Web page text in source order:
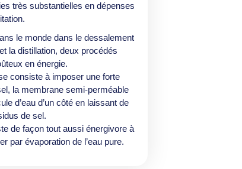
très substantielles en dépenses
le monde dans le dessalement
la distillation, deux procédés
en énergie.
consiste à imposer une forte
la membrane semi-perméable
d’eau d’un côté en laissant de
de sel.
de façon tout aussi énergivore à
par évaporation de l’eau pure.